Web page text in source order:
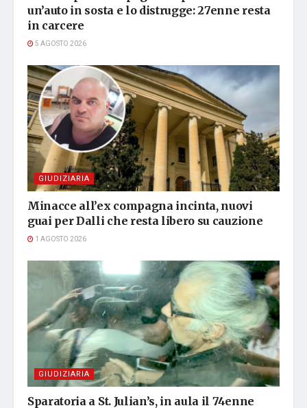
un’auto in sosta e lo distrugge: 27enne resta
in carcere
5 AGOSTO 2026
GIUDIZIARIA
Minacce all’ex compagna incinta, nuovi
guai per Dalli che resta libero su cauzione
1 AGOSTO 2026
GIUDIZIARIA
Sparatoria a St. Julian’s, in aula il 74enne